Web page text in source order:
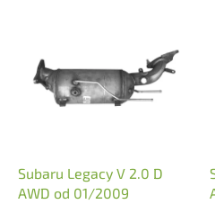
Subaru Legacy V 2.0 D
AWD od 01/2009